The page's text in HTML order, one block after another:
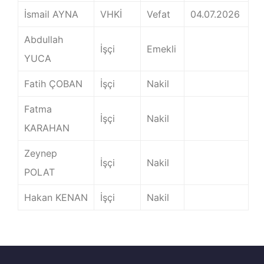
İsmail AYNA VHKİ Vefat 04.07.2026
Abdullah
YUCA
İşçi Emekli
Fatih ÇOBAN İşçi Nakil
Fatma
KARAHAN
İşçi Nakil
Zeynep
POLAT
İşçi Nakil
Hakan KENAN İşçi Nakil